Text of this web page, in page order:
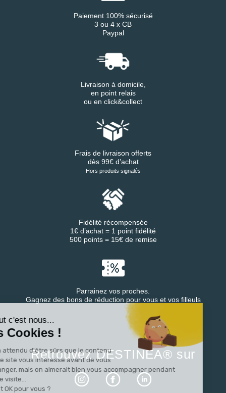
Continuer sans accepter
Salut c'est nous...
les Cookies !
On a attendu d'être sûrs que le contenu
de ce site vous intéresse avant de vous
déranger, mais on aimerait bien vous accompagner pendant
votre visite...
C'est OK pour vous ?
Paiement 100% sécurisé
3 ou 4 x CB
Paypal
Livraison à domicile,
en point relais
ou en click&collect
Frais de livraison offerts
dès 99€ d’achat
Hors produits signalés
Fidélité récompensée
1€ d’achat = 1 point fidélité
500 points = 15€ de remise
Parrainez vos proches.
Gagnez des bons de réduction pour vous et vos filleuls
Retrouvez DESTINEA® sur